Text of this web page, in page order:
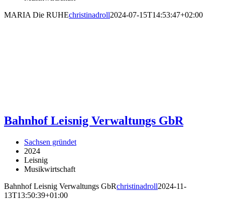
MARIA Die RUHEchristinadroll2024-07-15T14:53:47+02:00
Bahnhof Leisnig Verwaltungs GbR
Sachsen gründet
2024
Leisnig
Musikwirtschaft
Bahnhof Leisnig Verwaltungs GbRchristinadroll2024-11-
13T13:50:39+01:00